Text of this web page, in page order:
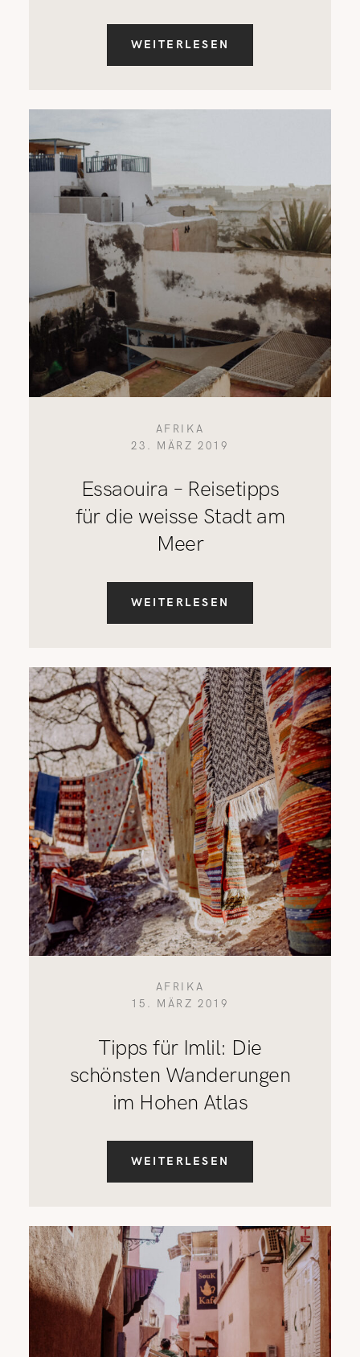
WEITERLESEN
AFRIKA
23. MÄRZ 2019
Essaouira – Reisetipps
für die weisse Stadt am
Meer
WEITERLESEN
AFRIKA
15. MÄRZ 2019
Tipps für Imlil: Die
schönsten Wanderungen
im Hohen Atlas
WEITERLESEN